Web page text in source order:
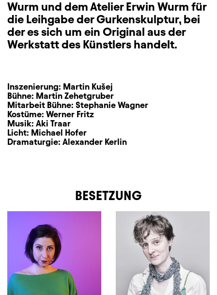
Wurm und dem Atelier Erwin Wurm für
die Leihgabe der Gurkenskulptur, bei
der es sich um ein Original aus der
Werkstatt des Künstlers handelt.
Inszenierung: Martin Kušej
Bühne: Martin Zehetgruber
Mitarbeit Bühne: Stephanie Wagner
Kostüme: Werner Fritz
Musik: Aki Traar
Licht: Michael Hofer
Dramaturgie: Alexander Kerlin
BESETZUNG